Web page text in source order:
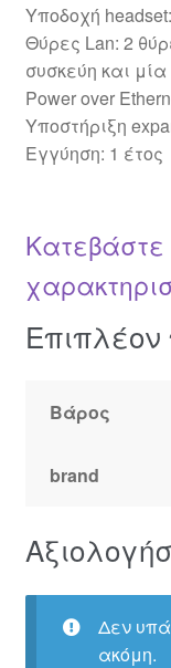
Yποδοχή
Θύρες Lan: 2
συσκεύη και
Power over
Υποστήριξη
Εγγύηση: 1 έτος
Κατεβάστε
Βάρος
brand
Δεν
ακόμη.